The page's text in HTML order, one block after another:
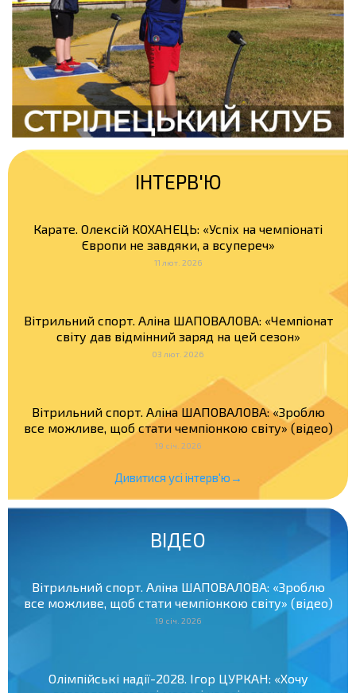
ІНТЕРВ'Ю
Карате. Олексій КОХАНЕЦЬ: «Успіх на чемпіонаті
Європи не завдяки, а всупереч»
11 лют. 2026
Вітрильний спорт. Аліна ШАПОВАЛОВА: «Чемпіонат
світу дав відмінний заряд на цей сезон»
03 лют. 2026
Вітрильний спорт. Аліна ШАПОВАЛОВА: «Зроблю
все можливе, щоб стати чемпіонкою світу» (відео)
19 січ. 2026
Дивитися усі інтерв'ю→
ВІДЕО
Вітрильний спорт. Аліна ШАПОВАЛОВА: «Зроблю
все можливе, щоб стати чемпіонкою світу» (відео)
19 січ. 2026
Олімпійські надії-2028. Ігор ЦУРКАН: «Хочу